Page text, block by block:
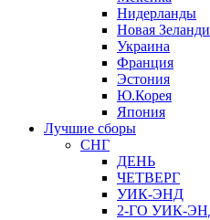
Нидерланды
Новая
Украина
Франция
Эстония
Ю.Корея
Япония
Лучшие сборы
СНГ
ДЕНЬ
ЧЕТВЕРГ
УИК-ЭНД
2-ГО УИК-